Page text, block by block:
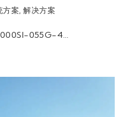
方案 ,解决方案
055G-4…